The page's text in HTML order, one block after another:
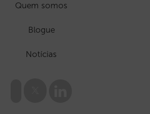
Quem somos
Blogue
Notícias